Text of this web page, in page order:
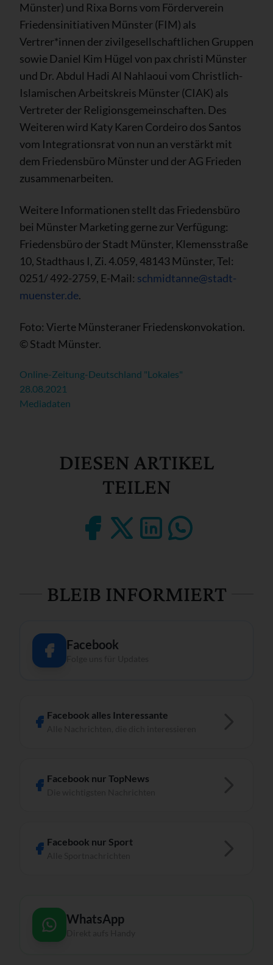
Münster) und Rixa Borns vom Förderverein
Friedensinitiativen Münster (FIM) als
Vertrer*innen der zivilgesellschaftlichen Gruppen
sowie Daniel Kim Hügel von pax christi Münster
und Dr. Abdul Hadi Al Nahlaoui vom Christlich-
Islamischen Arbeitskreis Münster (CIAK) als
Vertreter der Religionsgemeinschaften. Des
Weiteren wird Katy Karen Cordeiro dos Santos
vom Integrationsrat von nun an verstärkt mit
dem Friedensbüro Münster und der AG Frieden
zusammenarbeiten.
Weitere Informationen stellt das Friedensbüro
bei Münster Marketing gerne zur Verfügung:
Friedensbüro der Stadt Münster, Klemensstraße
10, Stadthaus I, Zi. 4.059, 48143 Münster, Tel:
0251/ 492-2759, E-Mail: schmidtanne@stadt-
muenster.de.
Foto: Vierte Münsteraner Friedenskonvokation.
© Stadt Münster.
Online-Zeitung-Deutschland "Lokales"
28.08.2021
Mediadaten
DIESEN ARTIKEL
TEILEN
BLEIB INFORMIERT
Facebook
Facebook alles Interessante
Facebook nur TopNews
Facebook nur Sport
WhatsApp